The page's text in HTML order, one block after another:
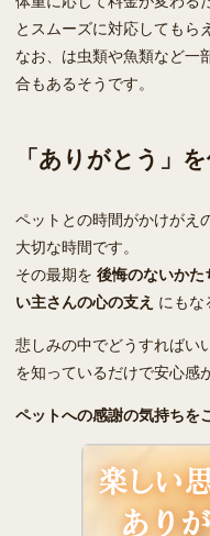
とスムーズに対応してもら
なお、は虫類や魚類など一
合もあるそうです。
「ありがとう」
ペットとの時間がかけがえ
大切な時間です。
その最期を 後悔のないか
い主さんの心の支え にもな
悲しみの中でどうすればい
を知っているだけで安心感
ペットへの感謝の気持ちを